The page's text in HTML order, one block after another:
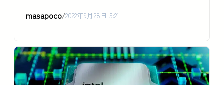
masapoco/2022年9月28日 5:21